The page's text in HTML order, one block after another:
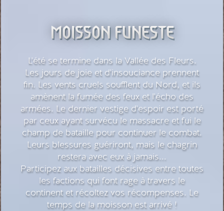
MOISSON FUNESTE
L'été se termine dans la Vallée des Fleurs.
Les jours de joie et d'insouciance prennent
fin. Les vents cruels soufflent du Nord, et ils
amènent la fumée des feux et l'écho des
armées. Le dernier vestige d'espoir est porté
par ceux ayant survécu le massacre et fui le
champ de bataille pour continuer le combat.
Leurs blessures guériront, mais le chagrin
restera avec eux à jamais...
Participez aux batailles décisives entre toutes
les factions qui font rage à travers le
continent et récoltez vos récompenses. Le
temps de la moisson est arrivé !